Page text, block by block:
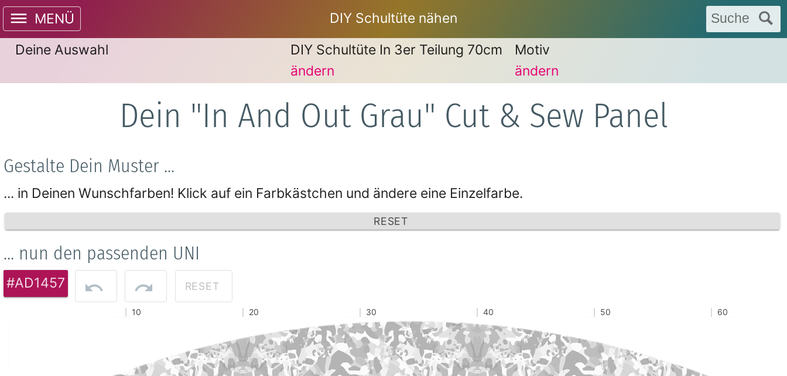
MENÜ DIY Schultüte nähen Suche
Deine Auswahl
DIY Schultüte In 3er Teilung 70cm
ändern
Motiv
ändern
Dein "In And Out Grau" Cut & Sew Panel
Gestalte Dein Muster ...
... in Deinen Wunschfarben! Klick auf ein Farbkästchen und ändere eine Einzelfarbe.
RESET
... nun den passenden UNI
#AD1457 RESET